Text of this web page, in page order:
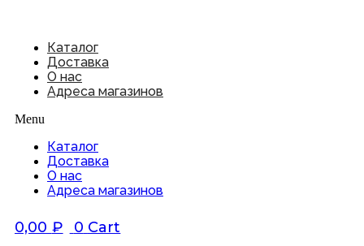
Каталог
Доставка
О нас
Адреса магазинов
Menu
Каталог
Доставка
О нас
Адреса магазинов
0,00 ₽ 0 Cart